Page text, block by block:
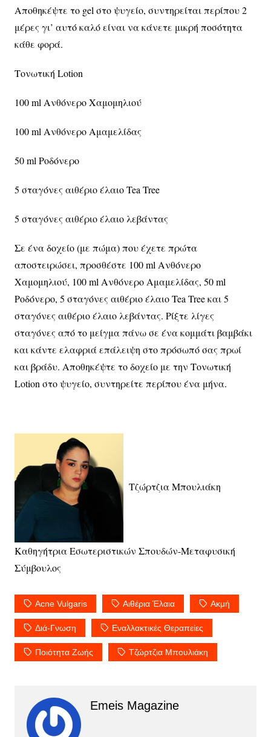
Αποθηκέψτε το gel στο ψυγείο, συντηρείται περίπου 2
μέρες γι’ αυτό καλό είναι να κάνετε μικρή ποσότητα
κάθε φορά.
Τονωτική Lotion
100ml Ανθόνερο Χαμομηλιού
100ml Ανθόνερο Αμαμελίδας
50ml Ροδόνερο
5 σταγόνες αιθέριο έλαιο Tea Tree
5 σταγόνες αιθέριο έλαιο λεβάντας
Σε ένα δοχείο (με πώμα) που έχετε πρώτα
αποστειρώσει, προσθέστε 100ml Ανθόνερο
Χαμομηλιού, 100 ml Ανθόνερο Αμαμελίδας, 50 ml
Ροδόνερο, 5 σταγόνες αιθέριο έλαιο Tea Tree και 5
σταγόνες αιθέριο έλαιο λεβάντας. Ρίξτε λίγες
σταγόνες από το μείγμα πάνω σε ένα κομμάτι βαμβάκι
και κάντε ελαφριά επάλειψη στο πρόσωπό σας πρωί
και βράδυ. Αποθηκέψτε το δοχείο με την Τονωτική
Lotion στο ψυγείο, συντηρείτε περίπου ένα μήνα.
Τζώρτζια Μπουλιάκη
Καθηγήτρια Εσωτεριστικών Σπουδών-Μεταφυσική
Σύμβουλος
Acne Vulgaris Αιθέρια Έλαια Ακμή
Διά-Γνωση Εναλλακτικές Θεραπείες
Ποιότητα Ζωής Τζώρτζια Μπουλιάκη
Emeis Magazine